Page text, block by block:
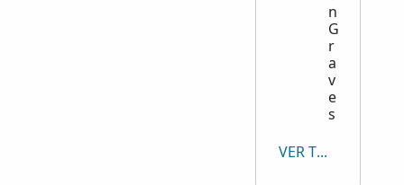
n
G
r
a
v
e
s
VER TODO